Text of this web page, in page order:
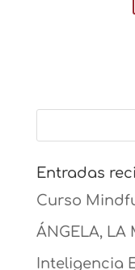
Entradas
Curso
ÁNGELA, LA
Inteligencia